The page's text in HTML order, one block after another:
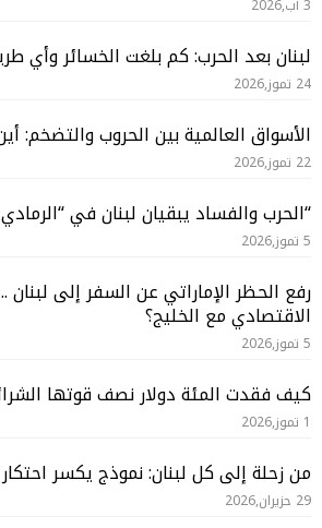
3 آب,2026
لبنان بعد الحرب: كم بلغت الخسائر وأي
24 تموز,2026
الأسواق العالمية بين الحروب والتضخم:
22 تموز,2026
“الحرب والفساد يبقيان لبنان في “الرمادي
5 تموز,2026
رفع الحظر الإماراتي عن السفر إلى
الاقتصادي مع الخليج؟
5 تموز,2026
كيف فقدت المئة دولار نصف قوتها
1 تموز,2026
من زحلة إلى كل لبنان: نموذج يكسر احتكار
29 حزيران,2026